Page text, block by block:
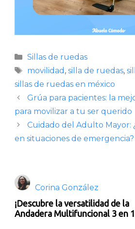
Categorías
Sillas de ruedas
Etiquetas
movilidad , silla de ruedas,
sillas de ruedas en méxico
Grúa para pacientes: la
para movilizar a tu ser querido
Cuidado del Adulto Mayor:
en situaciones de emergencia?
Corina González
¡Descubre la versatilidad de la
Andadera Multifuncional 3 en